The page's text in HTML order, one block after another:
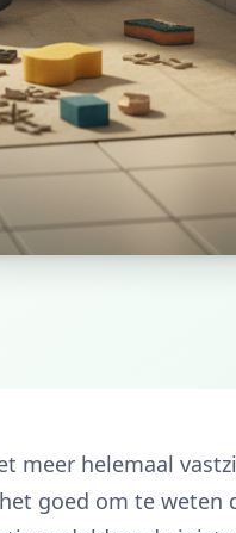
meer helemaal
goed om te weten